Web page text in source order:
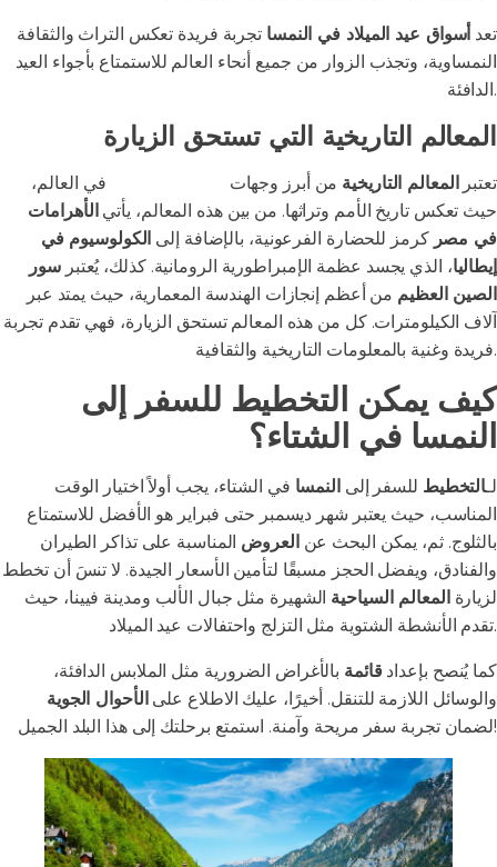
تعد أسواق عيد الميلاد في النمسا تجربة فريدة تعكس التراث والثقافة
النمساوية، وتجذب الزوار من جميع أنحاء العالم للاستمتاع بأجواء العيد
الدافئة.
المعالم التاريخية التي تستحق الزيارة
تعتبر المعالم التاريخية من أبرز وجهات
في العالم،
حيث تعكس تاريخ الأمم وتراثها. من بين هذه المعالم، يأتي الأهرامات
في مصر كرمز للحضارة الفرعونية، بالإضافة إلى الكولوسيوم في
إيطاليا، الذي يجسد عظمة الإمبراطورية الرومانية. كذلك، يُعتبرسور
الصين العظيم من أعظم إنجازات الهندسة المعمارية، حيث يمتد عبر
آلاف الكيلومترات. كل من هذه المعالم تستحق الزيارة، فهي تقدم تجربة
فريدة وغنية بالمعلومات التاريخية والثقافية.
كيف يمكن التخطيط للسفر إلى
النمسا في الشتاء؟
لـالتخطيط للسفر إلى النمسا في الشتاء، يجب أولاً اختيار الوقت
المناسب، حيث يعتبر شهر ديسمبر حتى فبراير هو الأفضل للاستمتاع
بالثلوج. ثم، يمكن البحث عن العروض المناسبة على تذاكر الطيران
والفنادق، ويفضل الحجز مسبقًا لتأمين الأسعار الجيدة. لا تنسَ أن تخطط
لزيارة المعالم السياحية الشهيرة مثل جبال الألب ومدينة فيينا، حيث
تقدم الأنشطة الشتوية مثل التزلج واحتفالات عيد الميلاد.
كما يُنصح بإعداد قائمة بالأغراض الضرورية مثل الملابس الدافئة،
والوسائل اللازمة للتنقل. أخيرًا، عليك الاطلاع على الأحوال الجوية
لضمان تجربة سفر مريحة وآمنة. استمتع برحلتك إلى هذا البلد الجميل!